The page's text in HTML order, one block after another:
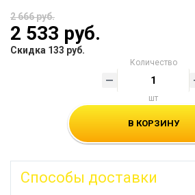
2 666 руб.
2 533 руб.
Скидка 133 руб.
Количество
шт
В КОРЗИНУ
Способы доставки